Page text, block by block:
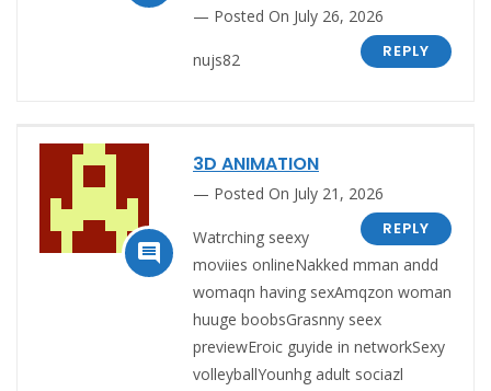
Posted On July 26, 2026
REPLY
nujs82

3D ANIMATION
Posted On July 21, 2026
REPLY
Watrching seexy
moviies onlineNakked mman andd
womaqn having sexAmqzon woman
huuge boobsGrasnny seex
previewEroic guyide in networkSexy
volleyballYounhg adult sociazl